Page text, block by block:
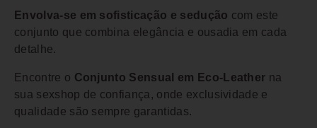
Envolva-se em sofisticação e sedução com este
conjunto que combina elegância e ousadia em cada
detalhe.
Encontre o Conjunto Sensual em Eco-Leather na
sua sexshop de confiança, onde exclusividade e
qualidade são sempre garantidas.